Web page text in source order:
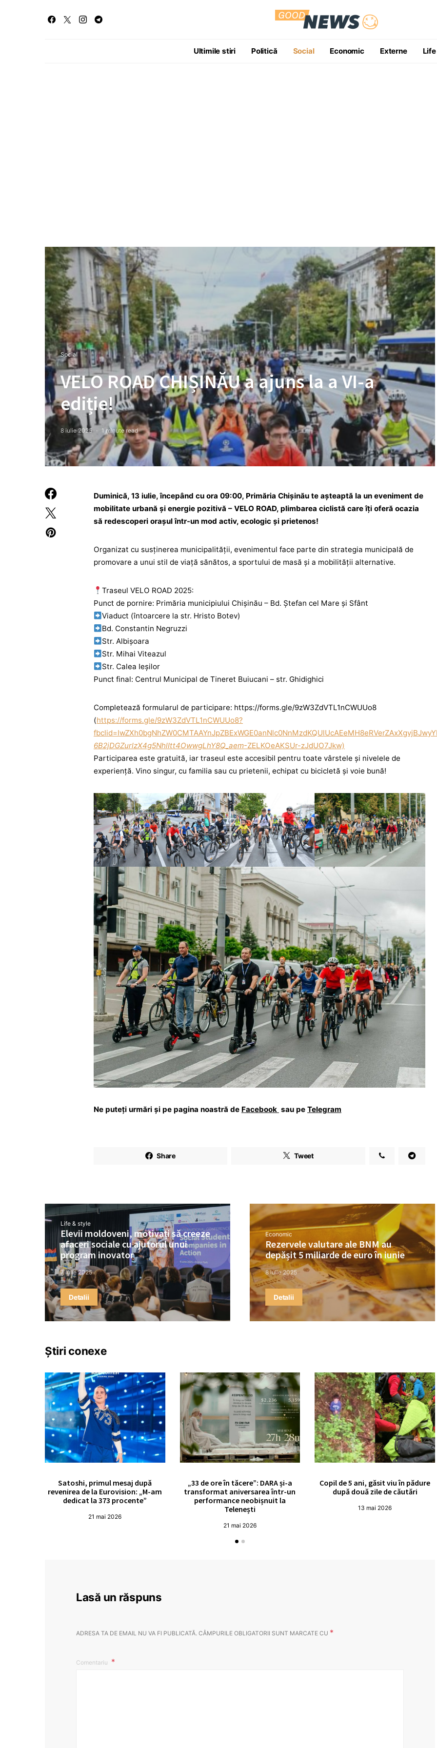
Ultimile stiri Politică Social Economic Externe
Social
VELO ROAD CHIȘINĂU a ajuns la a VI-a
ediție!
8 iulie 2025 1 minute read
Duminică, 13 iulie, începând cu ora 09:00, Primăria Chișinău te așteaptă la un eveniment de
mobilitate urbană și energie pozitivă – VELO ROAD, plimbarea ciclistă care îți oferă ocazia
să redescoperi orașul într-un mod activ, ecologic și prietenos!
Organizat cu susținerea municipalității, evenimentul face parte din strategia municipală de
promovare a unui stil de viață sănătos, a sportului de masă și a mobilității alternative.
Traseul VELO ROAD 2025:
Punct de pornire: Primăria municipiului Chișinău – Bd. Ștefan cel Mare și Sfânt
Viaduct (întoarcere la str. Hristo Botev)
Bd. Constantin Negruzzi
Str. Albișoara
Str. Mihai Viteazul
Str. Calea Ieșilor
Punct final: Centrul Municipal de Tineret Buiucani – str. Ghidighici
Completează formularul de participare: https://forms.gle/9zW3ZdVTL1nCWUUo8
(https://forms.gle/9zW3ZdVTL1nCWUUo8?
6B2jDGZurlzX4g5NhlItt4OwwgLhY8Q_aem-ZELKOeAKSUr-zJdUO7Jkw)
Participarea este gratuită, iar traseul este accesibil pentru toate vârstele și nivelele de
experiență. Vino singur, cu familia sau cu prietenii, echipat cu bicicletă și voie bună!
Ne puteți urmări și pe pagina noastră de Facebook sau pe Telegram
Share Tweet
Life & style
Elevii moldoveni, motivați să creeze
afaceri sociale cu ajutorul unui
program inovator
7 iulie 2025
Detalii
Economic
Rezervele valutare ale BNM au
depășit 5 miliarde de euro în iunie
8 iulie 2025
Detalii
Știri conexe
Satoshi, primul mesaj după
revenirea de la Eurovision: „M-am
dedicat la 373 procente”
21 mai 2026
„33 de ore în tăcere”: DARA și-a
transformat aniversarea într-un
performance neobișnuit la
Telenești
21 mai 2026
Copil de 5 ani, găsit viu în pădure
după două zile de căutări
13 mai 2026
Lasă un răspuns
ADRESA TA DE EMAIL NU VA FI PUBLICATĂ. CÂMPURILE OBLIGATORII SUNT MARCATE CU *
Comentariu